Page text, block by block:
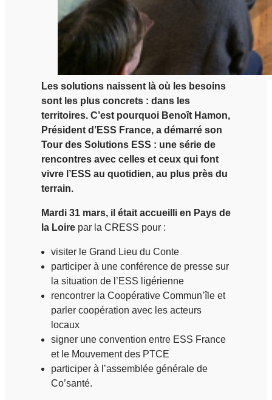
Les solutions naissent là où les besoins
sont les plus concrets : dans les
territoires. C’est pourquoi Benoît Hamon,
Président d’ESS France, a démarré son
Tour des Solutions ESS : une série de
rencontres avec celles et ceux qui font
vivre l’ESS au quotidien, au plus près du
terrain.
Mardi 31 mars, il était accueilli en Pays de
la Loire par la CRESS pour :
visiter le Grand Lieu du Conte
participer à une conférence de presse sur
la situation de l’ESS ligérienne
rencontrer la Coopérative Commun’île et
parler coopération avec les acteurs
locaux
signer une convention entre ESS France
et le Mouvement des PTCE
participer à l’assemblée générale de
Co’santé.